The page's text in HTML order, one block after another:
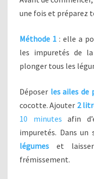
une fois et préparez
Méthode 1 : elle a
les impuretés de
plonger tous les
Déposer les ailes de
cocotte. Ajouter 2
10 minutes afin
impuretés. Dans un
légumes
et
frémissement.